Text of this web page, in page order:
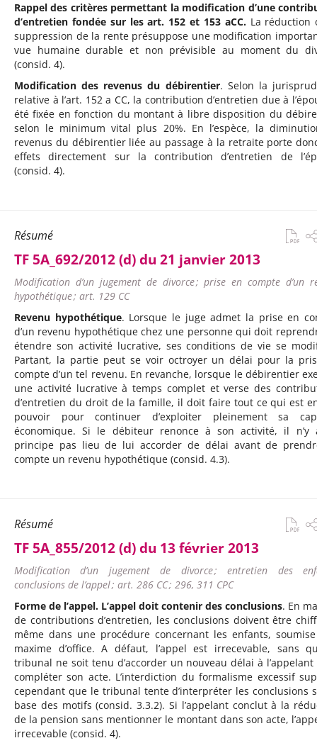
Rappel des critères permettant la modification d’une
d’entretien fondée sur les art. 152 et 153 aCC.La réduction
suppression de la rente présuppose une modification
vue humaine durable et non prévisible au moment du
(consid. 4).
Modification des revenus du débirentier. Selon la
relative à l’art. 152 a CC, la contribution d’entretien due à
été fixée en fonction du montant à libre disposition du
selon le minimum vital plus 20%. En l’espèce, la
revenus du débirentier liée au passage à la retraite porte
effets directement sur la contribution d’entretien de
(consid. 4).
Résumé
TF 5A_692/2012 (d) du 21 janvier 2013
Modification d’un jugement de divorce ; prise en compte d’un
hypothétique ; art. 129 CC
Revenu hypothétique. Lorsque le juge admet la prise en
d’un revenu hypothétique chez une personne qui doit
étendre son activité lucrative, ses conditions de vie se
Partant, la partie peut se voir octroyer un délai pour la
compte d’un tel revenu. En revanche, lorsque le débirentier
une activité lucrative à temps complet et verse des
d’entretien du droit de la famille, il doit faire tout ce qui est
pouvoir pour continuer d’exploiter pleinement sa
économique. Si le débiteur renonce à son activité, il n’y
principe pas lieu de lui accorder de délai avant de
compte un revenu hypothétique (consid. 4.3).
Résumé
TF 5A_855/2012 (d) du 13 février 2013
Modification d’un jugement de divorce ; entretien des
conclusions de l’appel ; art. 286 CC ; 296, 311 CPC
Forme de l’appel. L’appel doit contenir des conclusions. En
de contributions d’entretien, les conclusions doivent être
même dans une procédure concernant les enfants,
maxime d’office. A défaut, l’appel est irrecevable, sans
tribunal ne soit tenu d’accorder un nouveau délai à
compléter son acte. L’interdiction du formalisme excessif
cependant que le tribunal tente d’interpréter les conclusions
base des motifs (consid. 3.3.2). Si l’appelant conclut à la
de la pension sans mentionner le montant dans son acte,
irrecevable (consid. 4).